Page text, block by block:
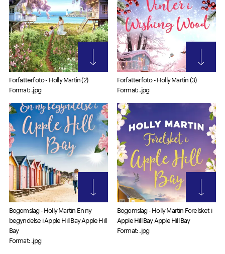
Forfatterfoto - Holly Martin (2)
Format: .jpg
Forfatterfoto - Holly Martin (3)
Format: .jpg
Bogomslag - Holly Martin En ny
begyndelse i Apple Hill Bay Apple Hill
Bay
Format: .jpg
Bogomslag - Holly Martin Forelsket i
Apple Hill Bay Apple Hill Bay
Format: .jpg